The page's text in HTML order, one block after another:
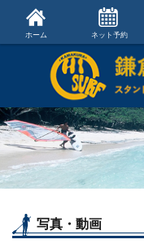
ホーム ネット予約
写真・動画